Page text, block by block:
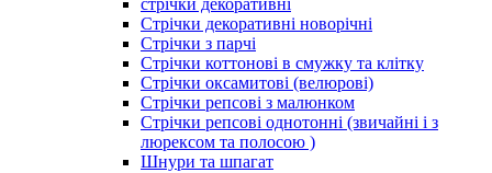
стрічки декоративні
Стрічки декоративні новорічні
Стрічки з парчі
Стрічки коттонові в смужку та клітку
Стрічки оксамитові (велюрові)
Стрічки репсові з малюнком
Стрічки репсові однотонні (звичайні і з
люрексом та полосою )
Шнури та шпагат